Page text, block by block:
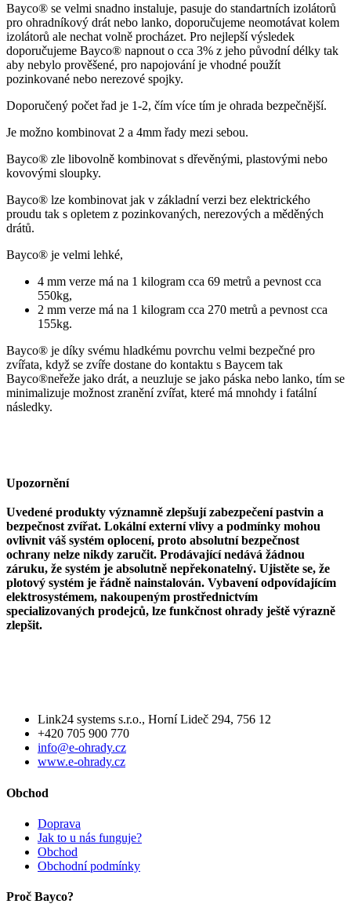
Bayco® se velmi snadno instaluje, pasuje do standartních izolátorů
pro ohradníkový drát nebo lanko, doporučujeme neomotávat kolem
izolátorů ale nechat volně procházet. Pro nejlepší výsledek
doporučujeme Bayco® napnout o cca 3% z jeho původní délky tak
aby nebylo prověšené, pro napojování je vhodné použít
pozinkované nebo nerezové spojky.
Doporučený počet řad je 1-2, čím více tím je ohrada bezpečnější.
Je možno kombinovat 2 a 4mm řady mezi sebou.
Bayco® zle libovolně kombinovat s dřevěnými, plastovými nebo
kovovými sloupky.
Bayco® lze kombinovat jak v základní verzi bez elektrického
proudu tak s opletem z pozinkovaných, nerezových a měděných
drátů.
Bayco® je velmi lehké,
4 mm verze má na 1 kilogram cca 69 metrů a pevnost cca
550kg,
2 mm verze má na 1 kilogram cca 270 metrů a pevnost cca
155kg.
Bayco® je díky svému hladkému povrchu velmi bezpečné pro
zvířata, když se zvíře dostane do kontaktu s Baycem tak
Bayco®neřeže jako drát, a neuzluje se jako páska nebo lanko, tím se
minimalizuje možnost zranění zvířat, které má mnohdy i fatální
následky.
Upozornění
Uvedené produkty významně zlepšují zabezpečení pastvin a
bezpečnost zvířat. Lokální externí vlivy a podmínky mohou
ovlivnit váš systém oplocení, proto absolutní bezpečnost
ochrany nelze nikdy zaručit. Prodávající nedává žádnou
záruku, že systém je absolutně nepřekonatelný. Ujistěte se, že
plotový systém je řádně nainstalován. Vybavení odpovídajícím
elektrosystémem, nakoupeným prostřednictvím
specializovaných prodejců, lze funkčnost ohrady ještě výrazně
zlepšit.
Link24 systems s.r.o., Horní Lideč 294, 756 12
+420 705 900 770
info@e-ohrady.cz
www.e-ohrady.cz
Obchod
Doprava
Jak to u nás funguje?
Obchod
Obchodní podmínky
Proč Bayco?